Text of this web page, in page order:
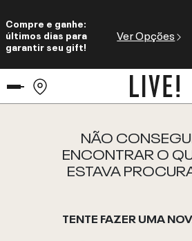
Compre e ganhe:
últimos dias para
garantir seu gift!
Ver Opções
NÃO
ENCONTRAR O
ESTAVA
TENTE FAZER UMA